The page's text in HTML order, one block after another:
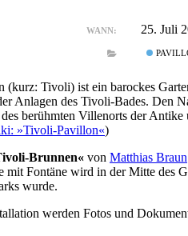
WANN: 25. Juli
Tivoli) ist ein barockes
Anlagen des Tivoli-Bades. Den
berühmten Villenorts der Antike
»Tivoli-Pavillon«)
Brunnen« von Matthias Braun
mit Fontäne wird in der Mitte des
wurde.
werden Fotos und